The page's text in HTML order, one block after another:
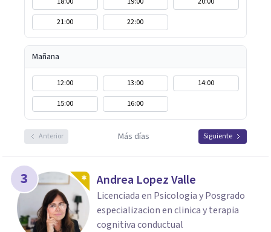
21:00
22:00
Mañana
12:00 13:00
14:00
15:00
16:00
Anterior Más días Siguiente
3 Andrea Lopez Valle
Licenciada en Psicologia y Posgrado
especializacion en clinica y terapia
cognitiva conductual